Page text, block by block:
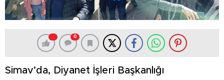
0
Simav’da, Diyanet İşleri Başkanlığı